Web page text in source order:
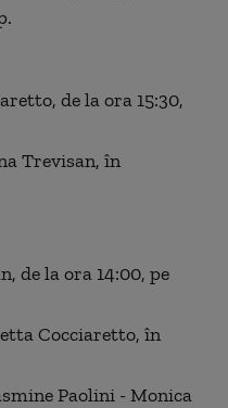
, de la ora 15:30,
Trevisan, în
, de la ora 14:00, pe
Cocciaretto, în
Paolini - Monica